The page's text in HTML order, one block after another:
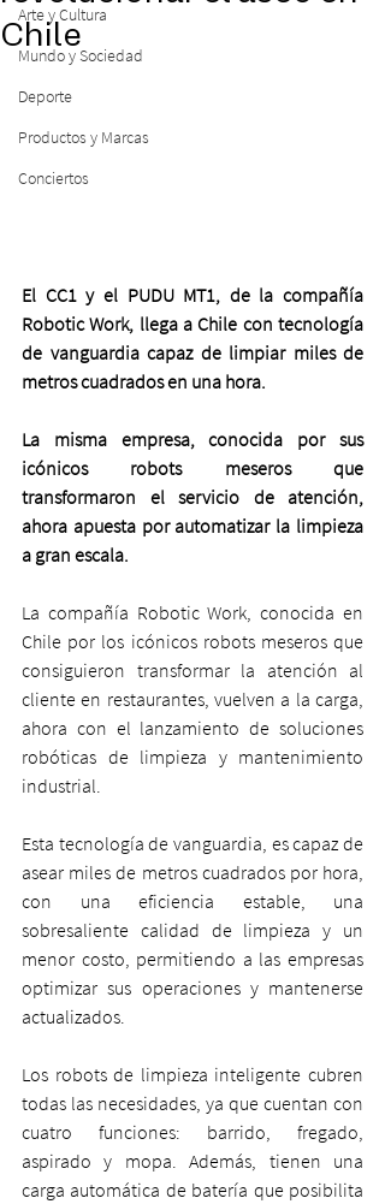
Arte y Cultura
Mundo y Sociedad
Deporte
Productos y Marcas
Conciertos
Chile
El CC1 y el PUDU MT1, de la compañía
Robotic Work, llega a Chile con tecnología
de vanguardia capaz de limpiar miles de
metros cuadrados en una hora.
La misma empresa, conocida por sus
icónicos robots meseros que
transformaron el servicio de atención,
ahora apuesta por automatizar la limpieza
a gran escala.
La compañía Robotic Work, conocida en
Chile por los icónicos robots meseros que
consiguieron transformar la atención al
cliente en restaurantes, vuelven a la carga,
ahora con el lanzamiento de soluciones
robóticas de limpieza y mantenimiento
industrial.
Esta tecnología de vanguardia, es capaz de
asear miles de metros cuadrados por hora,
con una eficiencia estable, una
sobresaliente calidad de limpieza y un
menor costo, permitiendo a las empresas
optimizar sus operaciones y mantenerse
actualizados.
Los robots de limpieza inteligente cubren
todas las necesidades, ya que cuentan con
cuatro funciones: barrido, fregado,
aspirado y mopa. Además, tienen una
carga automática de batería que posibilita